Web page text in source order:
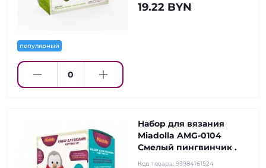
популярный
19.22 BYN
Набор для вязания
Miadolla AMG-0104
Смелый пингвинчик .
Код товара: 93984161524